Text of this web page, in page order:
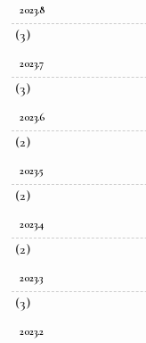
2023.8
(3)
2023.7
(3)
2023.6
(2)
2023.5
(2)
2023.4
(2)
2023.3
(3)
2023.2